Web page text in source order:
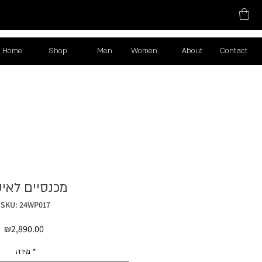
Contact
About
Women
Men
Shop
Home
מכנסיים
SKU: 24WP017
₪2,890.00Price
מידה *